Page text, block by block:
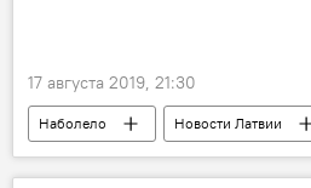
17 августа 2019, 21:30
Наболело
Новости Латвии
здоровье
Кришьянис Кариньш